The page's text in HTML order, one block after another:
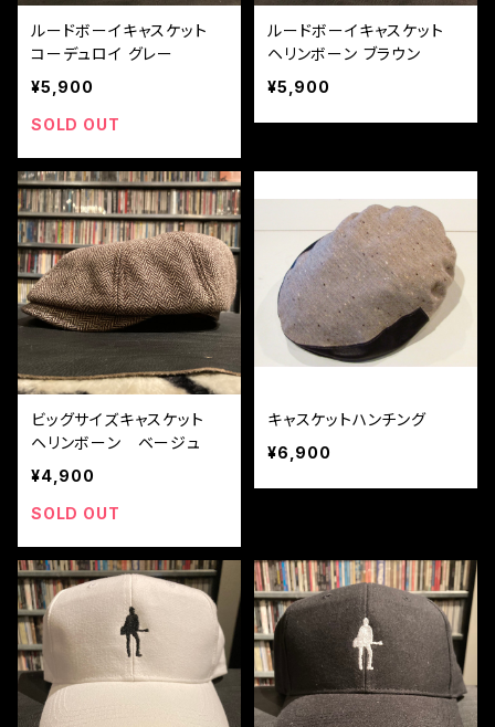
ルードボーイキャスケット
コーデュロイ グレー
¥5,900
SOLD OUT
ルードボーイキャスケット
ヘリンボーン ブラウン
¥5,900
ビッグサイズキャスケット
ヘリンボーン ベージュ
¥4,900
SOLD OUT
キャスケットハンチング
¥6,900